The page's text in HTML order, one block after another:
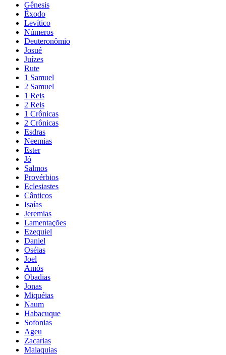
Gênesis
Êxodo
Levítico
Números
Deuteronômio
Josué
Juízes
Rute
1 Samuel
2 Samuel
1 Reis
2 Reis
1 Crônicas
2 Crônicas
Esdras
Neemias
Ester
Jó
Salmos
Provérbios
Eclesiastes
Cânticos
Isaías
Jeremias
Lamentações
Ezequiel
Daniel
Oséias
Joel
Amós
Obadias
Jonas
Miquéias
Naum
Habacuque
Sofonias
Ageu
Zacarias
Malaquias